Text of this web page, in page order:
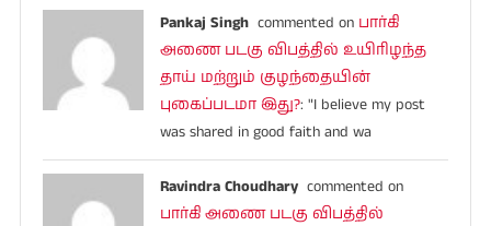
Pankaj Singh commented on பார்கி
அணை படகு விபத்தில் உயிரிழந்த
தாய் மற்றும் குழந்தையின்
புகைப்படமா இது?: "I believe my post
was shared in good faith and wa
Ravindra Choudhary commented on
பார்கி அணை படகு விபத்தில்